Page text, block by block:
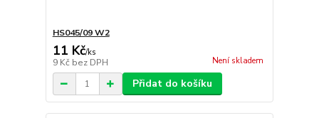
HS045/09 W2
11 Kč/ks
9 Kč bez DPH Není skladem
Přidat do košíku